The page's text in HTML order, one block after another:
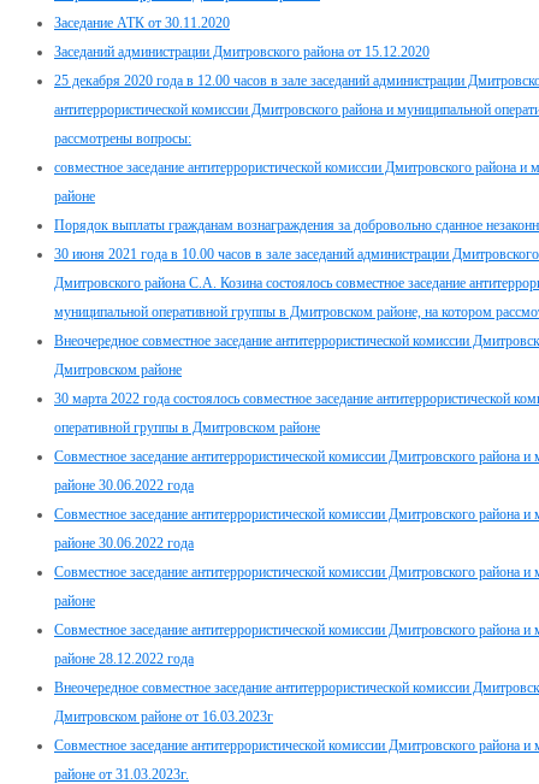
Заседание АТК от 30.11.2020
Заседаний администрации Дмитровского района от 15.12.2020
25 декабря 2020 года в 12.00 часов в зале заседаний администрации
антитеррористической комиссии Дмитровского района и муниципальной
рассмотрены вопросы:
совместное заседание антитеррористической комиссии Дмитровского района
районе
Порядок выплаты гражданам вознаграждения за добровольно сданное
30 июня 2021 года в 10.00 часов в зале заседаний администрации
Дмитровского района С.А. Козина состоялось совместное заседание
муниципальной оперативной группы в Дмитровском районе, на котором
Внеочередное совместное заседание антитеррористической комиссии
Дмитровском районе
30 марта 2022 года состоялось совместное заседание антитеррористической
оперативной группы в Дмитровском районе
Совместное заседание антитеррористической комиссии Дмитровского
районе 30.06.2022 года
Совместное заседание антитеррористической комиссии Дмитровского
районе 30.06.2022 года
Совместное заседание антитеррористической комиссии Дмитровского
районе
Совместное заседание антитеррористической комиссии Дмитровского
районе 28.12.2022 года
Внеочередное совместное заседание антитеррористической комиссии
Дмитровском районе от 16.03.2023г
Совместное заседание антитеррористической комиссии Дмитровского
районе от 31.03.2023г.